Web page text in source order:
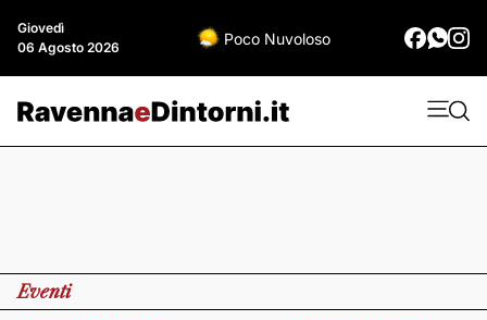
Giovedì
06 Agosto 2026
Poco Nuvoloso
Eventi